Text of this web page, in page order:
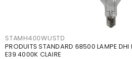
STAMH400WUSTD
PRODUITS STANDARD 68500 LAMPE
E39 4000K CLAIRE